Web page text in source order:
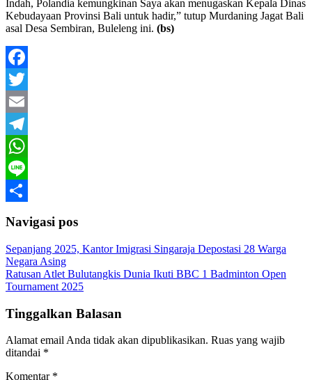
Indah, Polandia kemungkinan Saya akan menugaskan Kepala Dinas
Kebudayaan Provinsi Bali untuk hadir,” tutup Murdaning Jagat Bali
asal Desa Sembiran, Buleleng ini. (bs)
Facebook
Twitter
Email
Telegram
WhatsApp
Line
Navigasi pos
Sepanjang 2025, Kantor Imigrasi Singaraja Depostasi 28 Warga
Negara Asing
Ratusan Atlet Bulutangkis Dunia Ikuti BBC 1 Badminton Open
Tournament 2025
Tinggalkan Balasan
Alamat email Anda tidak akan dipublikasikan. Ruas yang wajib
ditandai *
Komentar *